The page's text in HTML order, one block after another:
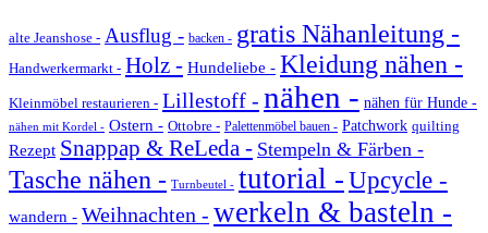
alte Jeanshose - Ausflug - backen - gratis Nähanleitung -
Handwerkermarkt - Holz - Hundeliebe - Kleidung nähen -
Kleinmöbel restaurieren - Lillestoff - nähen - nähen für Hunde -
nähen mit Kordel - Ostern - Ottobre - Palettenmöbel bauen - Patchwork quilting
Rezept Snappap & ReLeda - Stempeln & Färben -
Tasche nähen - Turnbeutel - tutorial -Upcycle -
wandern - Weihnachten - werkeln & basteln -